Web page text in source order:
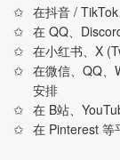
在抖音 /
在 QQ、
在小红书、X
在微信、QQ、
安排
在 B站、
在 Pinterest 等